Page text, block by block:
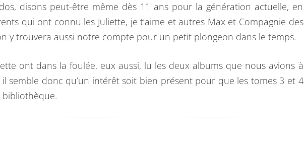
disons peut-être même dès 11 ans pour la génération actuelle, en
qui ont connu les Juliette, je t’aime et autres Max et Compagnie des
y trouvera aussi notre compte pour un petit plongeon dans le temps.
ont dans la foulée, eux aussi, lu les deux albums que nous avions à
semble donc qu’un intérêt soit bien présent pour que les tomes 3 et 4